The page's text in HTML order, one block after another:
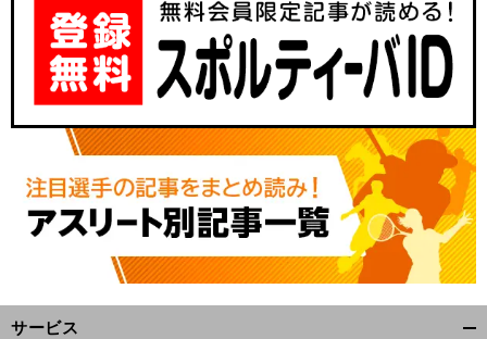
、
へ
サービス